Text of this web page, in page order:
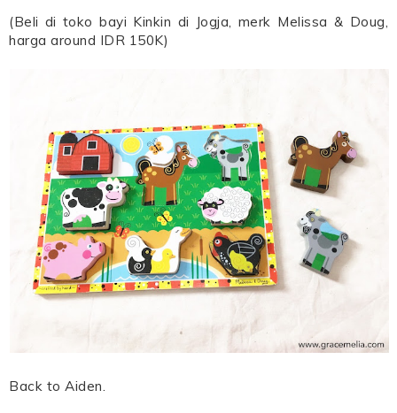
(Beli di toko bayi Kinkin di Jogja, merk Melissa & Doug,
harga around IDR 150K)
Back to Aiden.